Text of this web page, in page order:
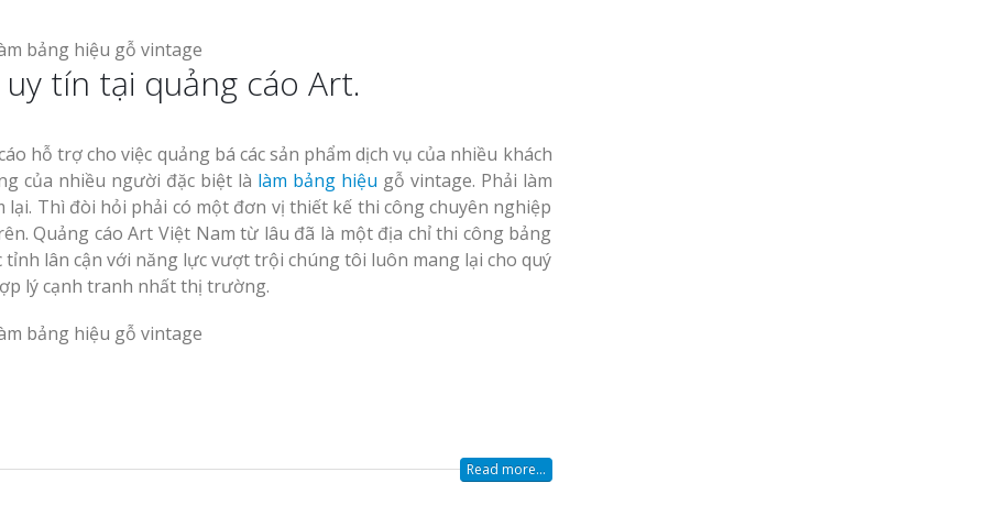
tín tại quảng cáo Art.
hỗ trợ cho việc quảng bá các sản phẩm dịch vụ của nhiều khách
của nhiều người đặc biệt là làm bảng hiệu gỗ vintage. Phải làm
Thì đòi hỏi phải có một đơn vị thiết kế thi công chuyên nghiệp
Quảng cáo Art Việt Nam từ lâu đã là một địa chỉ thi công bảng
tỉnh lân cận với năng lực vượt trội chúng tôi luôn mang lại cho quý
lý cạnh tranh nhất thị trường.
Read more...